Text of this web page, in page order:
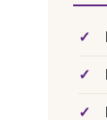
✓
✓
✓